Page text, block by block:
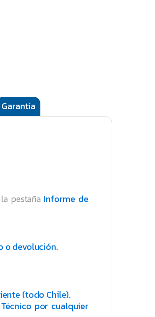
Garantía
pestaña Informe de
o devolución.
(todo Chile).
por cualquier